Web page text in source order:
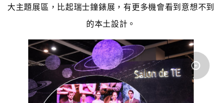
大主題展區，比起瑞士鐘錶展，有更多機會看到意想不到
的本土設計。